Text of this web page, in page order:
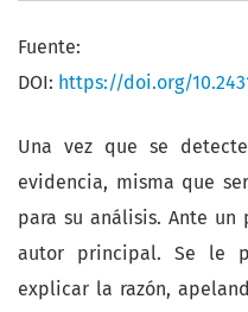
DOI: https://doi.org/
Una vez que se
evidencia, misma que
para su análisis. Ante
autor principal. Se le
explicar la razón,